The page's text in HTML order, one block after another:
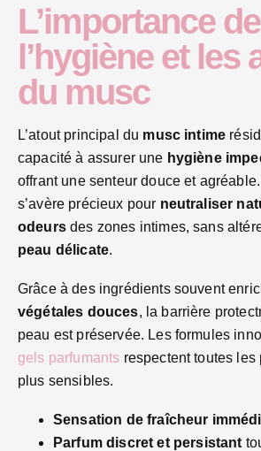
L’importance de
l’hygiène et les
du musc
L’atout principal du musc intime
capacité à assurer une hygiène
offrant une senteur douce et
s’avère précieux pour neutraliser
odeursdes zones intimes, sans
peau délicate.
Grâce à des ingrédients souvent
végétales douces, la barrière
peau est préservée. Les formules
gels parfumants respectent toutes les
plus sensibles.
Sensation de fraîcheur
Parfum discret et persistant